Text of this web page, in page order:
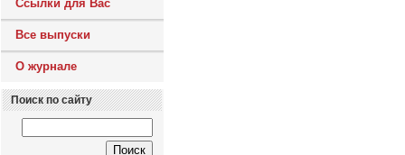
Ссылки для Вас
Все выпуски
О журнале
Поиск по сайту